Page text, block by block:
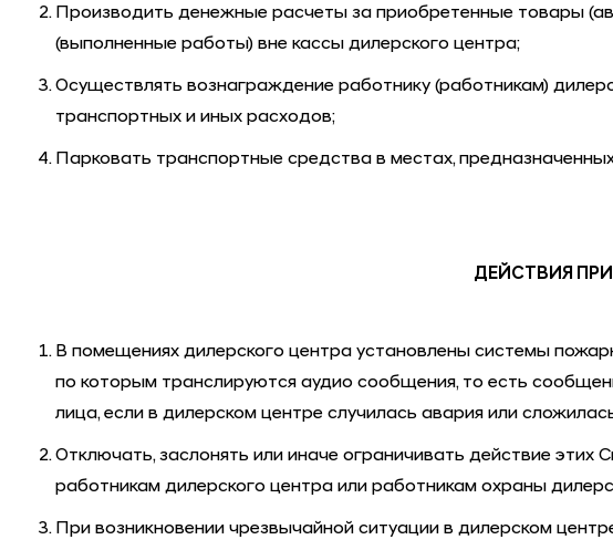
Производить денежные расчеты за приобретенные товары
(выполненные работы) вне кассы дилерского центра;
Осуществлять вознаграждение работнику (работникам)
транспортных и иных расходов;
Парковать транспортные средства в местах,
ДЕЙСТВИЯ
В помещениях дилерского центра установлены системы
по которым транслируются аудио сообщения, то есть
лица, если в дилерском центре случилась авария или
Отключать, заслонять или иначе ограничивать действие
работникам дилерского центра или работникам охраны
При возникновении чрезвычайной ситуации в дилерском